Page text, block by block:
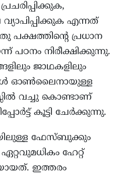
എന്നത്
പക്ഷത്തിന്റെ പ്രധാന
പഠനം നിരീക്ഷിക്കുന്നു.
ജാഥകളിലും
ഓൺലൈനായുള്ള
വച്ചു കൊണ്ടാണ്
കൂട്ടി ചേർക്കുന്നു.
ഫേസ്ബുക്കും
ഹേറ്റ്
ഇത്തരം